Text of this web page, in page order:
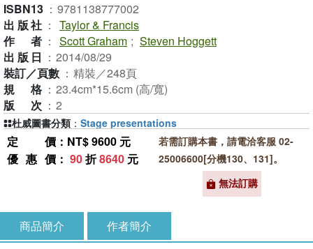
ISBN13 ： 9781138777002
出版社 ： Taylor & Francis
作者 ： Scott Graham ; Steven Hoggett
出版日 ： 2014/08/29
裝訂／頁數 ： 精裝／248頁
規格 ： 23.4cm*15.6cm (高/寬)
版次 ： 2
定價 ：NT$ 9600 元
優惠價 ： 90折8640 元
若需訂購本書，請電洽客服 02-
25006600[分機130、131]。
無法訂購
杜威圖書分類 ： Stage presentations
商品簡介 作者簡介